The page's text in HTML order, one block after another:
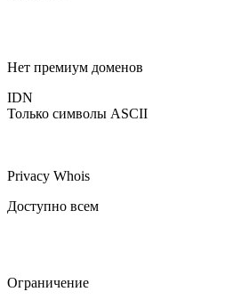
Нет премиум доменов
IDN
Только символы ASCII
Privacy Whois
Доступно всем
Ограничение